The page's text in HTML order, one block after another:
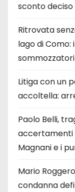
sconto
Ritrovata
lago di
sommozzatori
Litiga con un
accoltella:
Paolo Belli,
accertamenti
Magnani e i
Mario
condanna